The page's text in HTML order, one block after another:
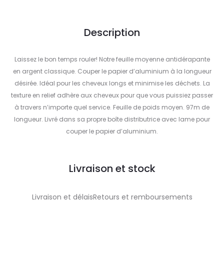
Description
Laissez le bon temps rouler! Notre feuille moyenne antidérapante
en argent classique. Couper le papier d’aluminium à la longueur
désirée. Idéal pour les cheveux longs et minimise les déchets. La
texture en relief adhère aux cheveux pour que vous puissiez passer
à travers n’importe quel service. Feuille de poids moyen. 97m de
longueur. Livré dans sa propre boîte distributrice avec lame pour
couper le papier d’aluminium.
Livraison et stock
Livraison et délaisRetours et remboursements